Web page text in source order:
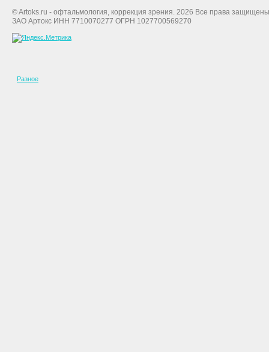
© Artoks.ru - офтальмология, коррекция зрения. 2026 Все права
ЗАО Артокс ИНН 7710070277 ОГРН 1027700569270
Разное